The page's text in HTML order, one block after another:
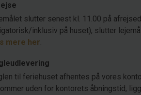
slutter senest kl. 11.00 på
inklusiv på huset), slutter
mere her.
til feriehuset afhentes på vores
uden for kontorets åbningstid,